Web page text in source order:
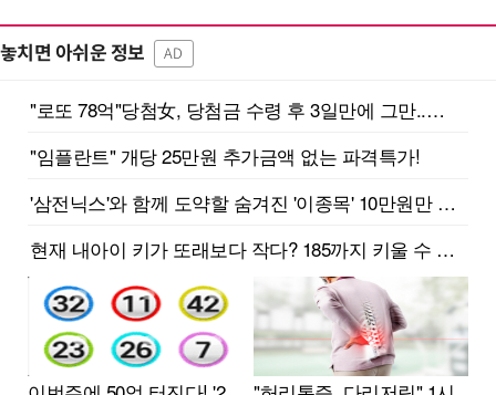
놓치면 아쉬운 정보 AD